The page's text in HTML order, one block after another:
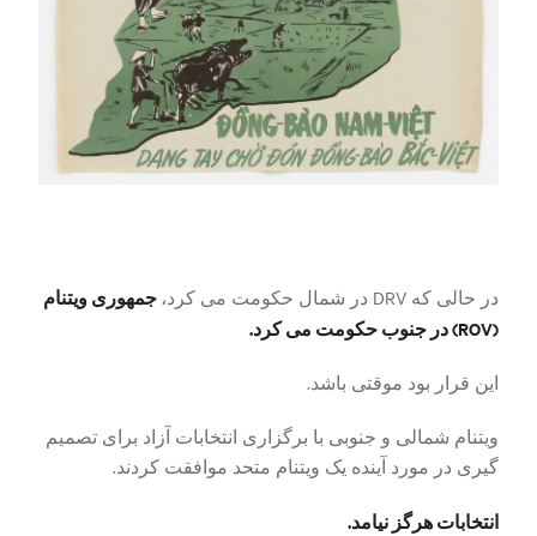
در حالی که DRV در شمال حکومت می کرد،
جمهوری ویتنام
(ROV) در جنوب حکومت می کرد.
این قرار بود موقتی باشد.
ویتنام شمالی و جنوبی با برگزاری انتخابات آزاد برای تصمیم
گیری در مورد آینده یک ویتنام متحد موافقت کردند.
انتخابات هرگز نیامد.